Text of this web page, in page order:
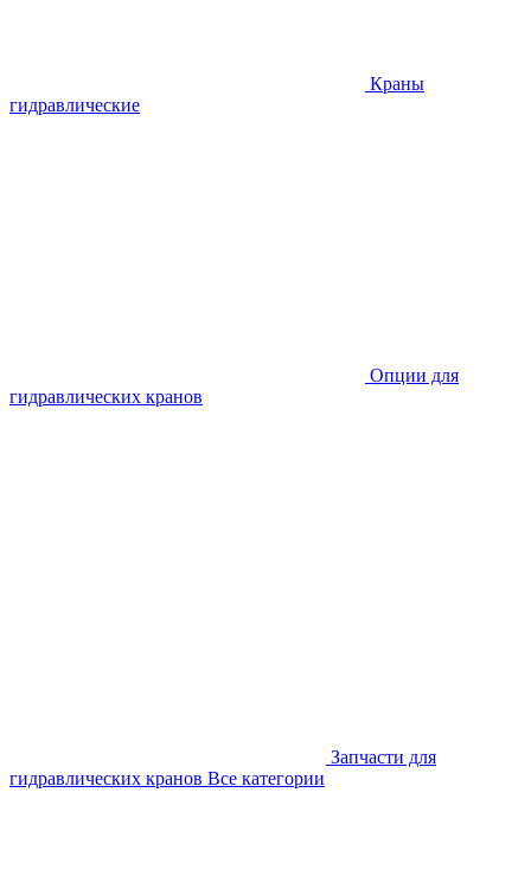
Краны
гидравлические
Опции для
гидравлических кранов
Запчасти для
гидравлических кранов Все категории